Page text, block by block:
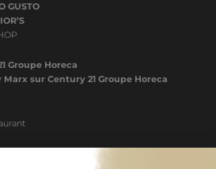
GUSTO
Groupe Horeca
sur Century 21 Groupe Horeca